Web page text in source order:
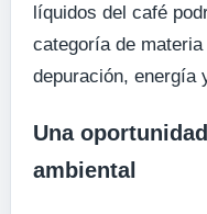
líquidos del café
categoría de
depuración, energía
Una
ambiental